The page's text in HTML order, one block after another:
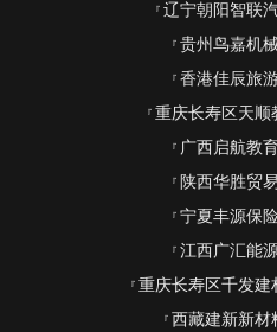
辽宁朝阳智联
贵州鸟嘉机
香港佳辰旅
重庆长寿区天顺
广西启航教
陕西华胜贸
宁夏丰源保
江西广汇能
重庆长寿区千发建
西藏建新新材